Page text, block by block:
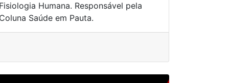
Fisiologia Humana. Responsável pela
Coluna Saúde em Pauta.